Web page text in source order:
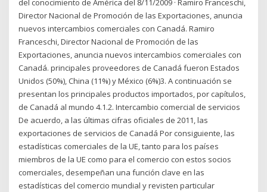
del conocimiento de América del 8/11/2009 · Ramiro Franceschi,
Director Nacional de Promoción de las Exportaciones, anuncia
nuevos intercambios comerciales con Canadá. Ramiro
Franceschi, Director Nacional de Promoción de las
Exportaciones, anuncia nuevos intercambios comerciales con
Canadá. principales proveedores de Canadá fueron Estados
Unidos (50%), China (11%) y México (6%)3. A continuación se
presentan los principales productos importados, por capítulos,
de Canadá al mundo 4.1.2. Intercambio comercial de servicios
De acuerdo, a las últimas cifras oficiales de 2011, las
exportaciones de servicios de Canadá Por consiguiente, las
estadísticas comerciales de la UE, tanto para los países
miembros de la UE como para el comercio con estos socios
comerciales, desempeñan una función clave en las
estadísticas del comercio mundial y revisten particular